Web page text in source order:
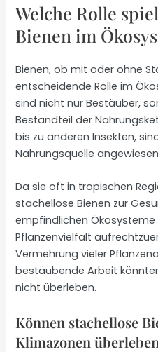
Welche Rolle
Bienen im
Bienen, ob mit oder ohne
entscheidende Rolle im
sind nicht nur Bestäuber,
Bestandteil der
bis zu anderen Insekten,
Nahrungsquelle
Da sie oft in tropischen
stachellose Bienen zur
empfindlichen Ökosysteme
Pflanzenvielfalt
Vermehrung vieler
bestäubende Arbeit
nicht überleben.
Können stachellose
Klimazonen